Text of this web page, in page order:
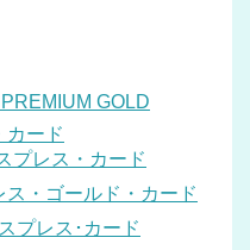
GOLD
カード
プレス・カード
・ゴールド・カード
プレス･カード